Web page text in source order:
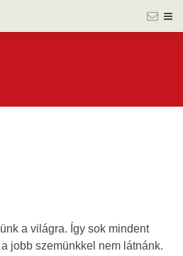
a világra. Így sok mindent
jobb szemünkkel nem látnánk.